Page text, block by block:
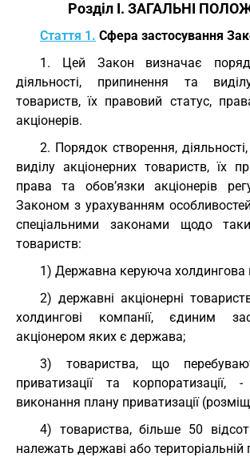
Розділ I. ЗАГАЛЬНІ
Стаття 1. Сфера застосування
1. Цей Закон визначає
діяльності, припинення та
товариств, їх правовий статус,
акціонерів.
2. Порядок створення,
виділу акціонерних товариств, їх
права та обов’язки акціонерів
Законом з урахуванням
спеціальними законами щодо
товариств:
1) Державна керуюча холдингова
2) державні акціонерні
холдингові компанії, єдиним
акціонером яких є держава;
3) товариства, що
приватизації та
виконання плану приватизації
4) товариства, більше 50
належать державі або територіальній